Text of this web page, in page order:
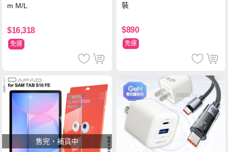
m M/L
$16,318
免運
裝
$890
免運
售完，補貨中